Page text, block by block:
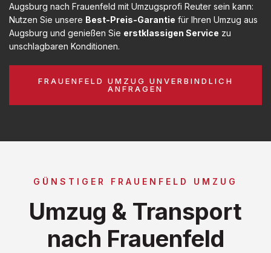
Augsburg nach Frauenfeld mit Umzugsprofi Reuter sein kann:
Nutzen Sie unsere Best-Preis-Garantie für Ihren Umzug aus
Augsburg und genießen Sie erstklassigen Service zu
unschlagbaren Konditionen.
FRAUENFELD UMZUG UNVERBINDLICH
ANFRAGEN
GÜNSTIGER FRAUENFELD UMZUG
Umzug & Transport
nach Frauenfeld